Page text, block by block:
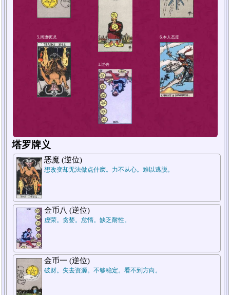
2.现在
4.解决方法或对策
5.周遭状况
塔罗牌义
恶魔 (逆位)
想改变却无法做点什麽。力不从心。难以逃脱。
金币八 (逆位)
虚荣。贪婪。怠惰。缺乏耐性。
金币一 (逆位)
破财。失去资源。不够稳定。看不到方向。